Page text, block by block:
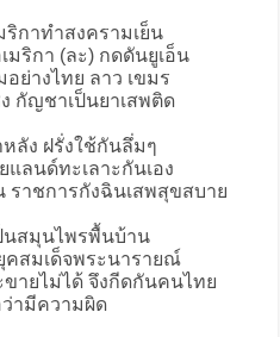
กาทำสงครามเย็น
ริกา (ละ) กดดันยูเอ็น
ย่างไทย ลาว เขมร
กัญชาเป็นยาเสพติด
ลัง ฝรั่งใช้กันลึ่มๆ
แลนด์ทะเลาะกันเอง
ราชการกังฉินเสพสุขสบาย
นสมุนไพรพื้นบ้าน
สมเด็จพระนารายณ์
ขายไม่ได้ จึงกีดกันคนไทย
ามีความผิด